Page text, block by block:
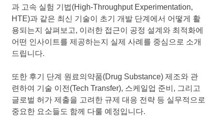
과 고속 실험 기법(High-Throughput Experimentation,
HTE)과 같은 최신 기술이 초기 개발 단계에서 어떻게 활
용되는지 살펴보고, 이러한 접근이 공정 설계와 최적화에
어떤 인사이트를 제공하는지 실제 사례를 중심으로 소개
드립니다.
또한 후기 단계 원료의약품(Drug Substance) 제조와 관
련하여 기술 이전(Tech Transfer), 스케일업 준비, 그리고
글로벌 허가 제출을 고려한 규제 대응 전략 등 실무적으로
중요한 요소들도 함께 다룰 예정입니다.